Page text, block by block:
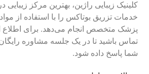
کلینیک زیبایی راژین، بهترین مرکز زیبایی
خدمات تزریق بوتاکس را با استفاده از
پزشک متخصص انجام می‌دهد. برای اطلاع از
تماس باشید تا در یک جلسه مشاوره
شما پاسخ داده شود.